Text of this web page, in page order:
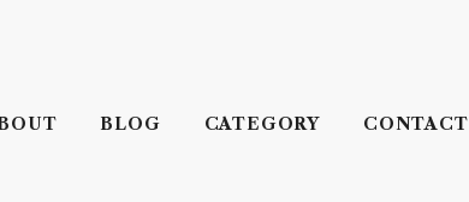
BLOG CATEGORY CONTACT